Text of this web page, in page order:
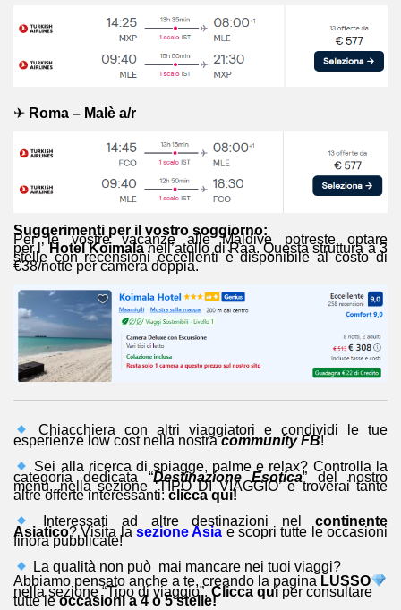
✈ Roma – Malè a/r
Suggerimenti per il vostro soggiorno:
Per le vostre vacanze alle Maldive potreste optare
per l’Hotel Koimalanell’atollo di Raa. Questa struttura a 3
stelle con recensioni eccellenti è disponibile al costo di
€38/notte per camera doppia.
Chiacchiera con altri viaggiatori e condividi le tue
esperienze low cost nella nostracommunity FB!
Sei alla ricerca di spiagge, palme e relax? Controlla la
categoria dedicata “Destinazione Esotica” del nostro
menu, nella sezione ‘TIPO DI VIAGGIO’ e troverai tante
altre offerte interessanti: clicca qui!
Interessati ad altre destinazioni nel continente
Asiatico? Visita la sezione Asia e scopri tutte le occasioni
finora pubblicate!
La qualità non può mai mancare nei tuoi viaggi?
Abbiamo pensato anche a te, creando la pagina LUSSO
nella sezione “Tipo di viaggio”. Clicca qui per consultare
tutte leoccasioni a 4 o 5 stelle!